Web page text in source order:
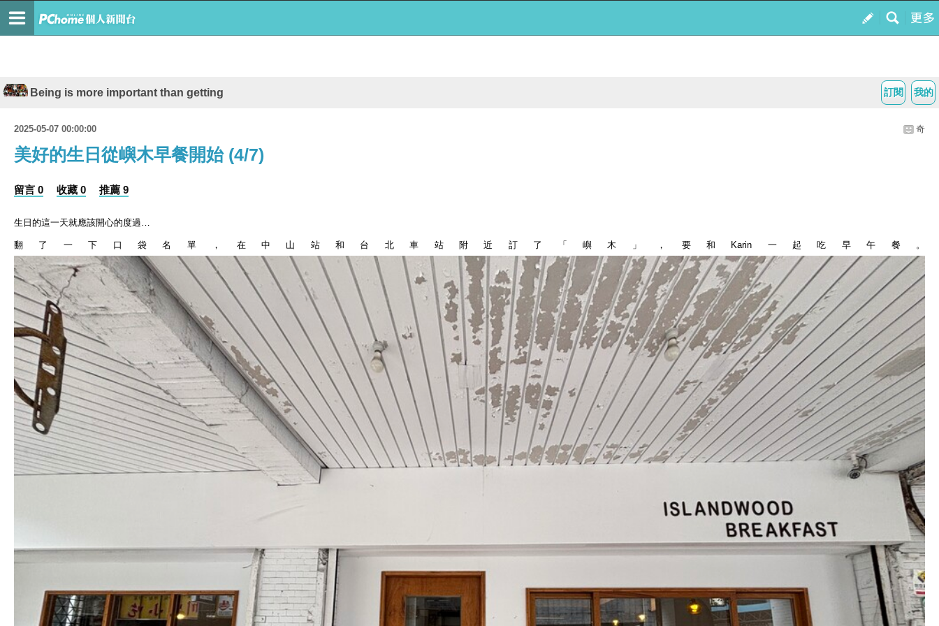
我的
訂閱
Being is more important than getting
2025-05-07 00:00:00 奇
美好的生日從嶼木早餐開始 (4/7)
留言 0 收藏 0 推薦 9
生日的這一天就應該開心的度過…
翻了一下口袋名單，在中山站和台北車站附近訂了「嶼木」，要和 Karin 一起吃早午餐。